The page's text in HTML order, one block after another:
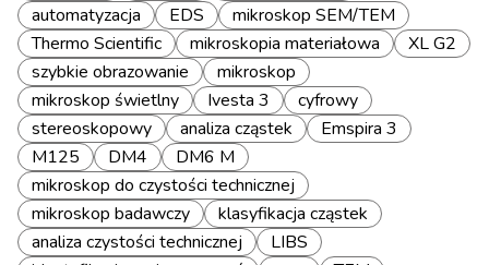
automatyzacja
EDS
mikroskop SEM/TEM
Thermo Scientific
mikroskopia materiałowa
XL G2
szybkie obrazowanie
mikroskop
mikroskop świetlny
Ivesta 3
cyfrowy
stereoskopowy
analiza cząstek
Emspira 3
M125
DM4
DM6 M
mikroskop do czystości technicznej
mikroskop badawczy
klasyfikacja cząstek
analiza czystości technicznej
LIBS